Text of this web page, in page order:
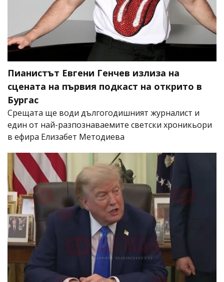
Пианистът Евгени Генчев излиза на
сцената на първия подкаст на открито в
Бургас
Срещата ще води дългогодишният журналист и
един от най-разпознаваемите светски хроникьори
в ефира Елизабет Методиева